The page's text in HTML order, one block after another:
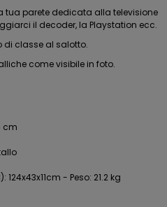
tua parete dedicata alla televisione
il decoder, la Playstation ecc.
di classe al salotto.
come visibile in foto.
cm
- Peso: 21.2 kg